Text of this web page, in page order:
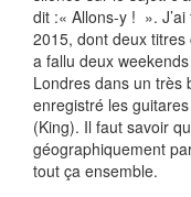
dit :« Allons-y ! ». J’ai
2015, dont deux
a fallu deux
Londres dans un très
enregistré les
(King). Il faut savoir
géographiquement
tout ça ensemble.